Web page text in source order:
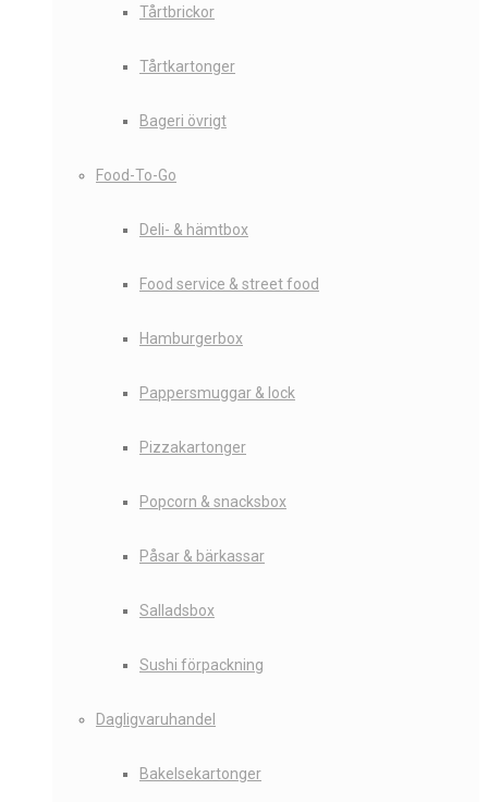
Tårtbrickor
Tårtkartonger
Bageri övrigt
Food-To-Go
Deli- & hämtbox
Food service & street food
Hamburgerbox
Pappersmuggar & lock
Pizzakartonger
Popcorn & snacksbox
Påsar & bärkassar
Salladsbox
Sushi förpackning
Dagligvaruhandel
Bakelsekartonger